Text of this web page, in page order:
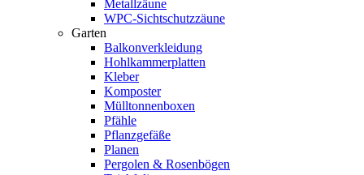
Metallzäune
WPC-Sichtschutzzäune
Garten
Balkonverkleidung
Hohlkammerplatten
Kleber
Komposter
Mülltonnenboxen
Pfähle
Pflanzgefäße
Planen
Pergolen & Rosenbögen